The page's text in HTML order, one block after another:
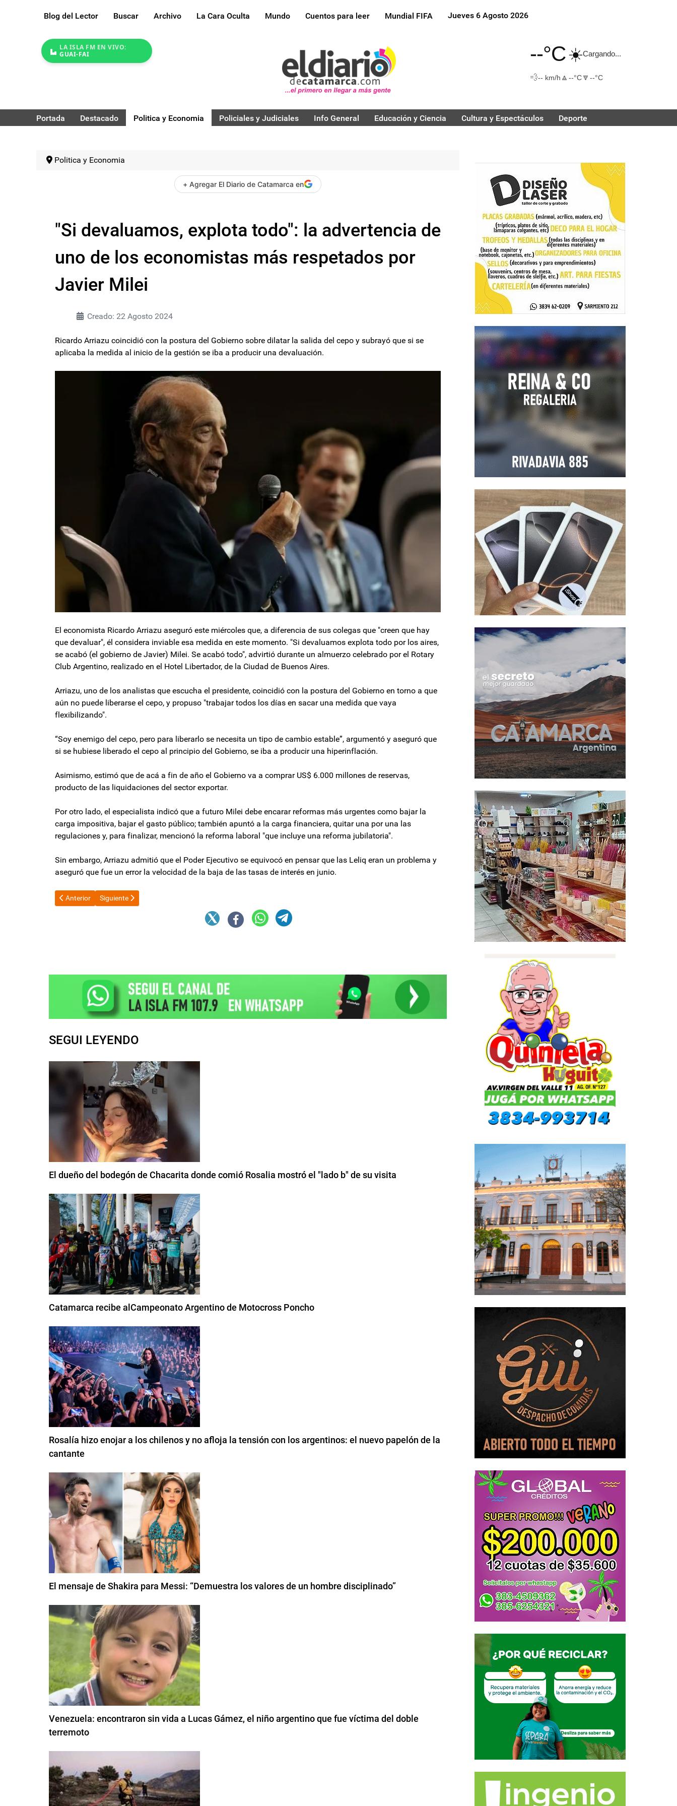
Blog del Lector Buscar Archivo La Cara Oculta Mundo Cuentos para leer Mundial FIFA Jueves 6 Agosto 2026
LA ISLA FM EN VIVO:
GUAI-FAI
--°C☀️Cargando...
💨-- km/h 🔼 --°C🔽 --°C
Portada Destacado Politica y Economia Policiales y Judiciales Info General Educación y Ciencia Cultura y Espectáculos Deporte
Politica y Economia
+ Agregar El Diario de Catamarca en
"Si devaluamos, explota todo": la advertencia de
uno de los economistas más respetados por
Javier Milei
Creado: 22 Agosto 2024
Ricardo Arriazu coincidió con la postura del Gobierno sobre dilatar la salida del cepo y subrayó que si se
aplicaba la medida al inicio de la gestión se iba a producir una devaluación.
El economista Ricardo Arriazu aseguró este miércoles que, a diferencia de sus colegas que "creen que hay
que devaluar", él considera inviable esa medida en este momento. "Si devaluamos explota todo por los aires,
se acabó (el gobierno de Javier) Milei. Se acabó todo", advirtió durante un almuerzo celebrado por el Rotary
Club Argentino, realizado en el Hotel Libertador, de la Ciudad de Buenos Aires.
Arriazu, uno de los analistas que escucha el presidente, coincidió con la postura del Gobierno en torno a que
aún no puede liberarse el cepo, y propuso "trabajar todos los días en sacar una medida que vaya
flexibilizando".
“Soy enemigo del cepo, pero para liberarlo se necesita un tipo de cambio estable”, argumentó y aseguró que
si se hubiese liberado el cepo al principio del Gobierno, se iba a producir una hiperinflación.
Asimismo, estimó que de acá a fin de año el Gobierno va a comprar US$ 6.000 millones de reservas,
producto de las liquidaciones del sector exportar.
Por otro lado, el especialista indicó que a futuro Milei debe encarar reformas más urgentes como bajar la
carga impositiva, bajar el gasto público; también apuntó a la carga financiera, quitar una por una las
regulaciones y, para finalizar, mencionó la reforma laboral "que incluye una reforma jubilatoria".
Sin embargo, Arriazu admitió que el Poder Ejecutivo se equivocó en pensar que las Leliq eran un problema y
aseguró que fue un error la velocidad de la baja de las tasas de interés en junio.
Artículo anterior: El estratégico acuerdo entre Javier Milei y Bukele: modelo carcelario a cambio de energía atómica
Anterior Artículo siguiente: El Gobierno vetará la suba de jubilaciones que se debatirá en el Senado
Siguiente
SEGUI LEYENDO
El dueño del bodegón de Chacarita donde comió Rosalia mostró el "lado b" de su visita
Catamarca recibe alCampeonato Argentino de Motocross Poncho
Rosalía hizo enojar a los chilenos y no afloja la tensión con los argentinos: el nuevo papelón de la
cantante
El mensaje de Shakira para Messi: “Demuestra los valores de un hombre disciplinado”
Venezuela: encontraron sin vida a Lucas Gámez, el niño argentino que fue víctima del doble
terremoto